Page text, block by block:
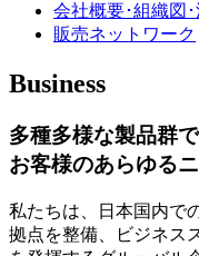
会社概要･組織図
販売ネットワーク
Business
多種多様な製品群で
お客様のあらゆる
私たちは、日本国内で
拠点を整備、ビジネス